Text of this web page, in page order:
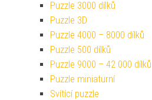
Puzzle 3000 dílků
Puzzle 3D
Puzzle 4000 – 8000 dílků
Puzzle 500 dílků
Puzzle 9000 – 42 000 dílků
Puzzle miniaturní
Svítící puzzle